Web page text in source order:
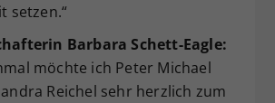
setzen.“
Barbara Schett-Eagle:
möchte ich Peter Michael
Reichel sehr herzlich zum